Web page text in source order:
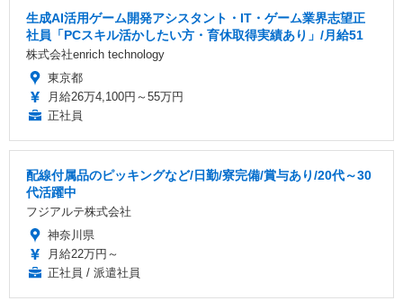
生成AI活用ゲーム開発アシスタント・IT・ゲーム業界志望正
社員「PCスキル活かしたい方・育休取得実績あり」/月給51
株式会社enrich technology
東京都
月給26万4,100円～55万円
正社員
配線付属品のピッキングなど/日勤/寮完備/賞与あり/20代～30
代活躍中
フジアルテ株式会社
神奈川県
月給22万円～
正社員 / 派遣社員